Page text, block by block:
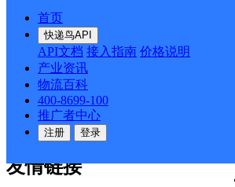
首页
快递鸟API
API文档 接入指南 价格说明
产业资讯
物流百科
400-8699-100
推广者中心
注册 登录
API接口 DEMO下载
关于我们
公司介绍 企业动态
合作伙伴 快递鸟接口服务协议
户隐私政策
友情链接